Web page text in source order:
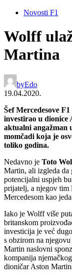
Novosti F1
Wolff
Martina
byEdo
19.04.2020.
Šef Mercedesove
investirao u dionice
aktualni angažman
momčadi koja je
toliko godina.
Nedavno je Toto
Martin, ali izgleda da
potencijalni uspjeh
prijatelj, a njegov tim
Mercedesom kao
Iako je Wolff više
britanskom
investicija je već
s obzirom na
Martin naslovni
kompanija
dioničar Aston